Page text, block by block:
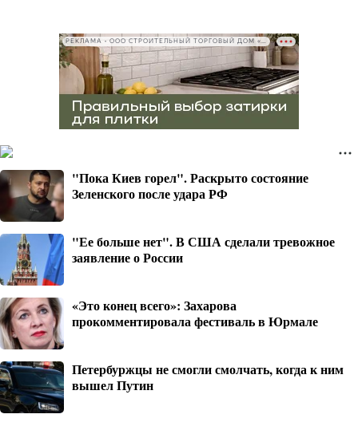
РЕКЛАМА • ООО СТРОИТЕЛЬНЫЙ ТОРГОВЫЙ ДОМ «ПЕТРОВИЧ», ИНН 7802348846
"Пока Киев горел". Раскрыто состояние
Зеленского после удара РФ
"Ее больше нет". В США сделали тревожное
заявление о России
«Это конец всего»: Захарова
прокомментировала фестиваль в Юрмале
Петербуржцы не смогли смолчать, когда к ним
вышел Путин